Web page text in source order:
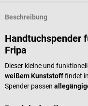
Beschreibung
Handtuchspender
Fripa
Dieser kleine und
weißem Kunststofffindet
Spender passen alle